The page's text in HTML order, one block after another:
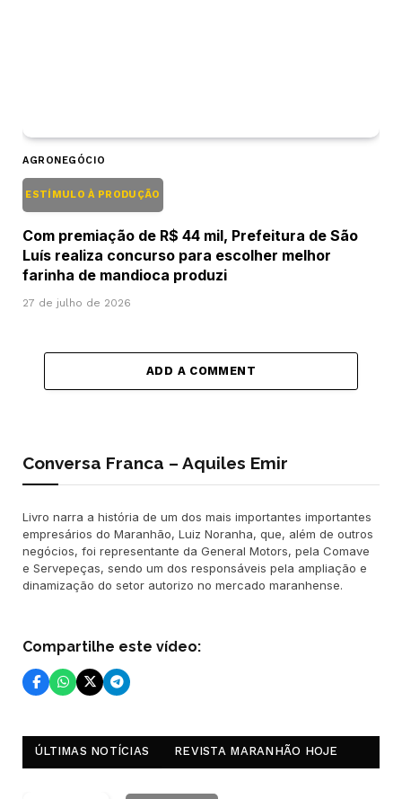
AGRONEGÓCIO
ESTÍMULO À PRODUÇÃO
Com premiação de R$ 44 mil, Prefeitura de São
Luís realiza concurso para escolher melhor
farinha de mandioca produzi
27 de julho de 2026
ADD A COMMENT
Conversa Franca – Aquiles Emir
Livro narra a história de um dos mais importantes importantes
empresários do Maranhão, Luiz Noranha, que, além de outros
negócios, foi representante da General Motors, pela Comave
e Servepeças, sendo um dos responsáveis pela ampliação e
dinamização do setor autorizo no mercado maranhense.
Compartilhe este vídeo:
ÚLTIMAS NOTÍCIAS REVISTA MARANHÃO HOJE